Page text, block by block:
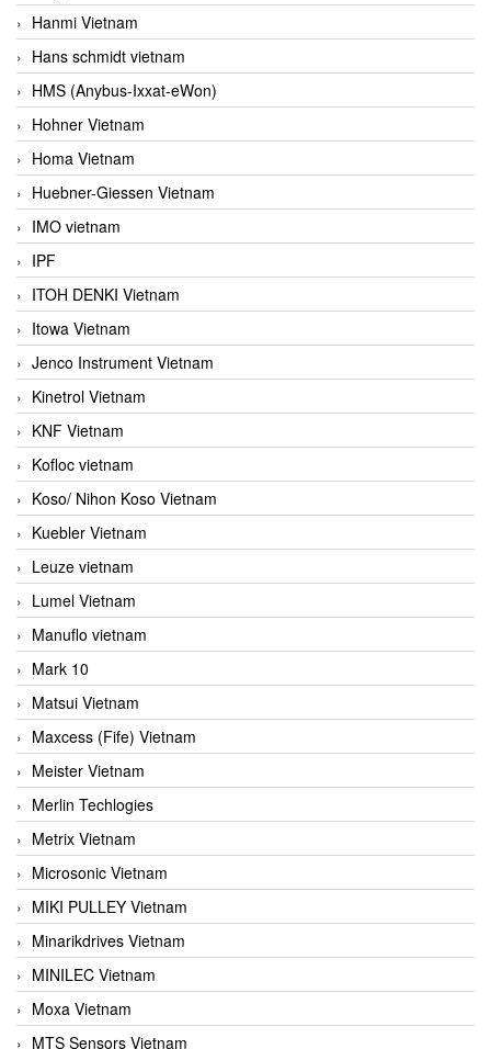
Hanmi Vietnam
Hans schmidt vietnam
HMS (Anybus-Ixxat-eWon)
Hohner Vietnam
Homa Vietnam
Huebner-Giessen Vietnam
IMO vietnam
IPF
ITOH DENKI Vietnam
Itowa Vietnam
Jenco Instrument Vietnam
Kinetrol Vietnam
KNF Vietnam
Kofloc vietnam
Koso/ Nihon Koso Vietnam
Kuebler Vietnam
Leuze vietnam
Lumel Vietnam
Manuflo vietnam
Mark 10
Matsui Vietnam
Maxcess (Fife) Vietnam
Meister Vietnam
Merlin Techlogies
Metrix Vietnam
Microsonic Vietnam
MIKI PULLEY Vietnam
Minarikdrives Vietnam
MINILEC Vietnam
Moxa Vietnam
MTS Sensors Vietnam